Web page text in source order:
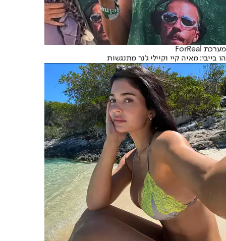
מערכת ForReal
הו בייבי: מאיה קיי וקיילי ג'נר מתנגשות